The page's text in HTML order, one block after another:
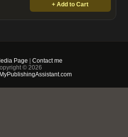
+ Add to Cart
Page
Contact me
© 2026